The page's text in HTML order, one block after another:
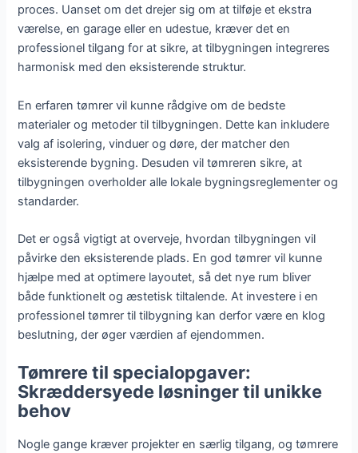
proces. Uanset om det drejer sig om at tilføje et ekstra
værelse, en garage eller en udestue, kræver det en
professionel tilgang for at sikre, at tilbygningen integreres
harmonisk med den eksisterende struktur.
En erfaren tømrer vil kunne rådgive om de bedste
materialer og metoder til tilbygningen. Dette kan inkludere
valg af isolering, vinduer og døre, der matcher den
eksisterende bygning. Desuden vil tømreren sikre, at
tilbygningen overholder alle lokale bygningsreglementer og
standarder.
Det er også vigtigt at overveje, hvordan tilbygningen vil
påvirke den eksisterende plads. En god tømrer vil kunne
hjælpe med at optimere layoutet, så det nye rum bliver
både funktionelt og æstetisk tiltalende. At investere i en
professionel tømrer til tilbygning kan derfor være en klog
beslutning, der øger værdien af ejendommen.
Tømrere til specialopgaver:
Skræddersyede løsninger til unikke
behov
Nogle gange kræver projekter en særlig tilgang, og tømrere